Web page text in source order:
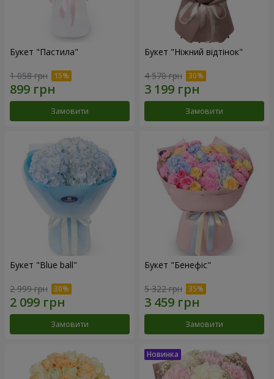
Букет "Пастила"
1 058 грн
Замовити
Букет "Ніжний відтінок"
4 570 грн
Замовити
Букет "Blue ball"
2 999 грн
Замовити
Букет "Бенефіс"
5 322 грн
Замовити